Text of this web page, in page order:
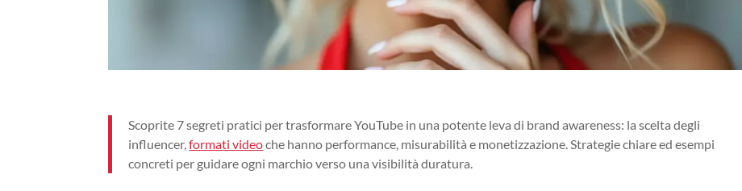
Scoprite 7 segreti pratici per trasformare YouTube in una potente leva di brand awareness: la scelta degli
influencer,formati videoche hanno performance, misurabilità e monetizzazione. Strategie chiare ed esempi
concreti per guidare ogni marchio verso una visibilità duratura.